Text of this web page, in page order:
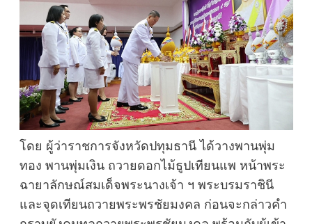
โดย ผู้ว่าราชการจังหวัดปทุมธานี ได้วางพานพุ่ม
ทอง พานพุ่มเงิน ถวายดอกไม้ธูปเทียนแพ หน้าพระ
ฉายาลักษณ์สมเด็จพระนางเจ้า ฯ พระบรมราชินี
และจุดเทียนถวายพระพรชัยมงคล ก่อนจะกล่าวคำ